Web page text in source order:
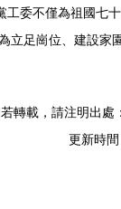
委不僅為祖國
足崗位、建設家
轉載，請注明出處
更新時